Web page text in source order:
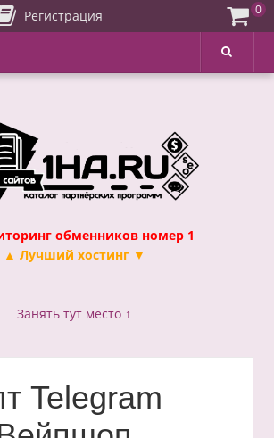
обменников номер 1
▲ Лучший хостинг ▼
Занять тут место ↑
Telegram
Регистрация 0